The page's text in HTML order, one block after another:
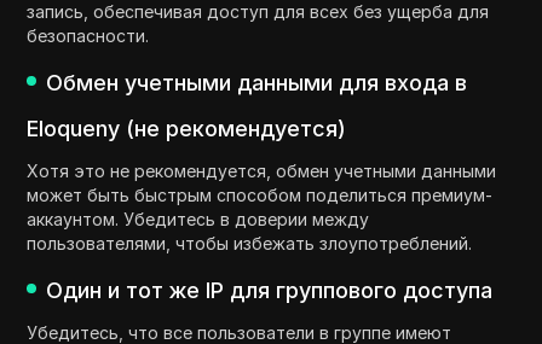
запись, обеспечивая доступ для всех без ущерба для
безопасности.
Обмен учетными данными для входа в
Eloqueny (не рекомендуется)
Хотя это не рекомендуется, обмен учетными данными
может быть быстрым способом поделиться премиум-
аккаунтом. Убедитесь в доверии между
пользователями, чтобы избежать злоупотреблений.
Один и тот же IP для группового доступа
Убедитесь, что все пользователи в группе имеют